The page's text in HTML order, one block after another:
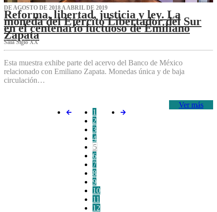
DE AGOSTO DE 2018 A ABRIL DE 2019
Reforma, libertad, justicia y ley. La
moneda del Ejército Libertador del Sur
en el centenario luctuoso de Emiliano
Zapata
Sala Siglo XX
Esta muestra exhibe parte del acervo del Banco de México
relacionado con Emiliano Zapata. Monedas única y de baja
circulación…
Ver más
1
2
3
4
5
6
7
8
9
10
11
12